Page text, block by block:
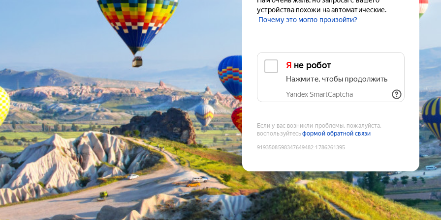
устройства похожи на автоматические.
Почему это могло произойти?
Я не робот
Нажмите, чтобы продолжить
Yandex SmartCaptcha
Если у вас возникли проблемы, пожалуйста,
воспользуйтесьформой обратной связи
9193508598347649482:1786261395